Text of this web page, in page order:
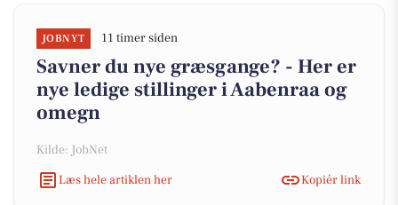
JOBNYT 11 timer siden
Savner du nye græsgange? - Her er
nye ledige stillinger i Aabenraa og
omegn
Kilde: JobNet
Læs hele artiklen her
Kopiér link